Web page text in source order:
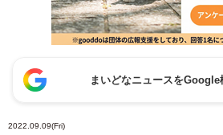
まいどなニュースを
2022.09.09(Fri)